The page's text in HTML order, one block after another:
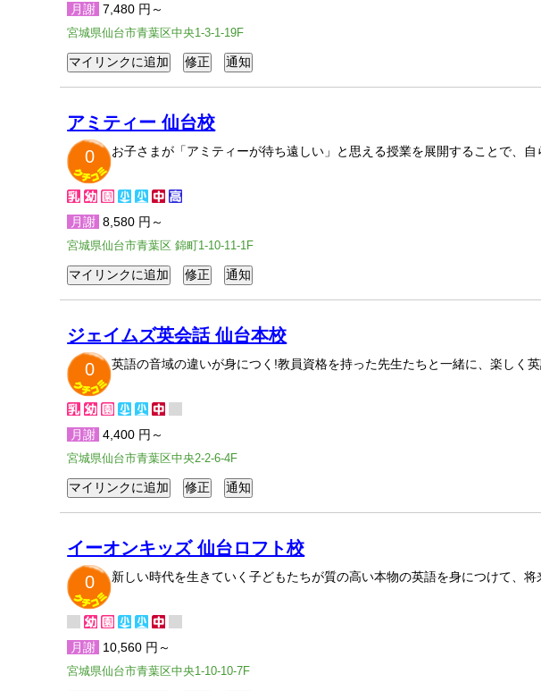
月謝 7,480 円～
宮城県仙台市青葉区中央1-3-1-19F
アミティー 仙台校
0
お子さまが「アミティーが待ち遠しい」と思える授業を展開することで、
月謝 8,580 円～
宮城県仙台市青葉区 錦町1-10-11-1F
ジェイムズ英会話 仙台本校
0
英語の音域の違いが身につく!教員資格を持った先生たちと一緒に、楽しく
月謝 4,400 円～
宮城県仙台市青葉区中央2-2-6-4F
イーオンキッズ 仙台ロフト校
0
新しい時代を生きていく子どもたちが質の高い本物の英語を身につけて、
月謝 10,560 円～
宮城県仙台市青葉区中央1-10-10-7F